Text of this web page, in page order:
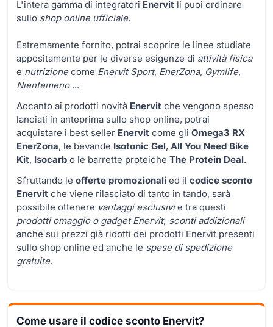
L'intera gamma di integratori Enervit li puoi ordinare
sullo shop online ufficiale.
Estremamente fornito, potrai scoprire le linee studiate
appositamente per le diverse esigenze di attività fisica
e nutrizionecome Enervit Sport, EnerZona, Gymlife,
Nientemeno ...
Accanto ai prodotti novità Enervit che vengono spesso
lanciati in anteprima sullo shop online, potrai
acquistare i best seller Enervit come gli Omega3 RX
EnerZona, le bevande Isotonic Gel, All You Need Bike
Kit, Isocarb o le barrette proteiche The Protein Deal.
Sfruttando le offerte promozionali ed il codice sconto
Enervit che viene rilasciato di tanto in tando, sarà
possibile ottenere vantaggi esclusivie tra questi
prodotti omaggio o gadget Enervit; sconti addizionali
anche sui prezzi già ridotti dei prodotti Enervit presenti
sullo shop online ed anche le spese di spedizione
gratuite.
Come usare il codice sconto Enervit?